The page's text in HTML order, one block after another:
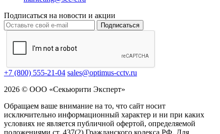
Подписаться на новости и акции
Подписаться
+7 (800) 555-21-04 sales@optimus-cctv.ru
2026 © ООО «Секьюрити Эксперт»
Обращаем ваше внимание на то, что сайт носит
исключительно информационный характер и ни при каких
условиях не является публичной офертой, определяемой